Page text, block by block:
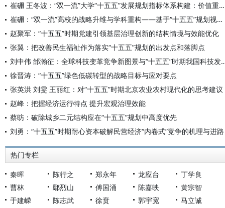
崔硼 王冬波：“双一流”大学“十五五”发展规划指标体系构建：价值重构与实践路径
崔硼：“双一流”高校的战略升维与学科重构——基于“十五五”规划视角的系统性思考
赵聚军：“十五五”时期党建引领基层治理创新的结构情境与效能优化
张翼：把改善民生福祉作为落实“十五五”规划的出发点和落脚点
刘中伟 邰瀚征：全球科技变革
徐晋涛：“十五五”绿色低碳转型的战略目标与应对要点
张英洪 刘雯 王丽红：对“十五五”时期北京农业农村现代化的思考建议
赵峰：把握经济运行特点 提升宏观治理效能
蔡昉：破除城乡二元结构应在“十五五”规划中高度优先
刘勇：“十五五”时期耐心资本破解民营经济“内卷式”竞争的机理与进路
热门专栏
秦晖 陈行之 郑永年 龙应台
丁学良
曹林
鄢烈山 傅国涌 陈嘉映
黄宗智
于建嵘
陈志武 徐贲 郭宇宽 马立诚